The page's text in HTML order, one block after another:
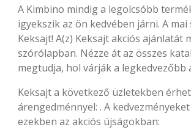
A Kimbino mindig a legolcsóbb
igyekszik az ön kedvében járni. A mai
Keksajt! A(z) Keksajt akciós ajánlatát
szórólapban. Nézze át az összes
megtudja, hol várják a legkedvezőbb
Keksajt a következő üzletekben
árengedménnyel: . A
ezekben az akciós újságokban: